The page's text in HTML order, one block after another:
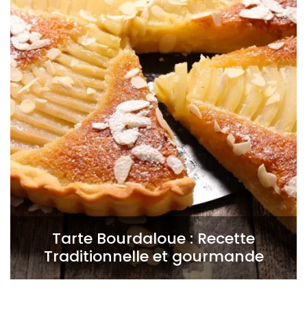
Tarte Bourdaloue : Recette
Traditionnelle et gourmande